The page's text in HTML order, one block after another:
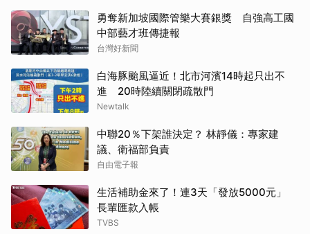
勇奪新加坡國際管樂大賽銀獎 自強高工國
中部藝才班傳捷報
台灣好新聞
白海豚颱風逼近！北市河濱14時起只出不
進 20時陸續關閉疏散門
Newtalk
中聯20％下架誰決定？ 林靜儀：專家建
議、衛福部負責
自由電子報
生活補助金來了！連3天「發放5000元」
長輩匯款入帳
TVBS